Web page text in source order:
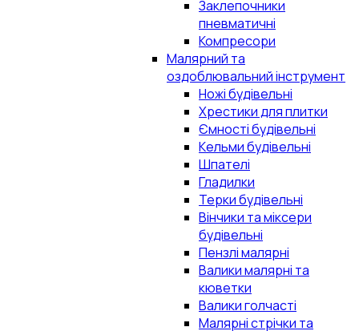
Заклепочники
пневматичні
Компресори
Малярний та
оздоблювальний інструмент
Ножі будівельні
Хрестики для плитки
Ємності будівельні
Кельми будівельні
Шпателі
Гладилки
Терки будівельні
Вінчики та міксери
будівельні
Пензлі малярні
Валики малярні та
кюветки
Валики голчасті
Малярні стрічки та